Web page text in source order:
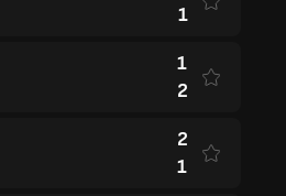
1
1
2
2
1